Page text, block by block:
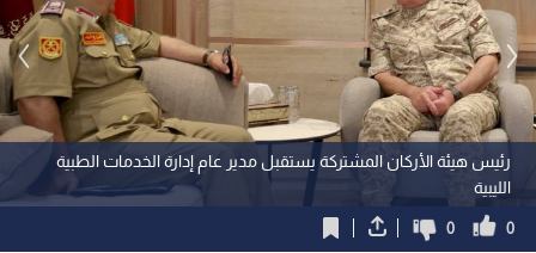
رئيس هيئة الأركان المشتركة يستقبل مدير عام إدارة الخدمات الطبية
الليبية
0
0